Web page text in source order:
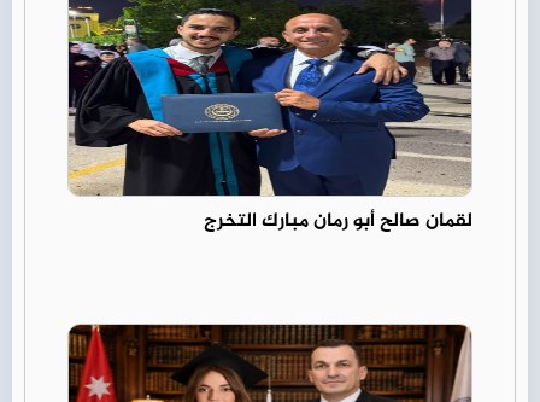
لقمان صالح أبو رمان مبارك التخرج